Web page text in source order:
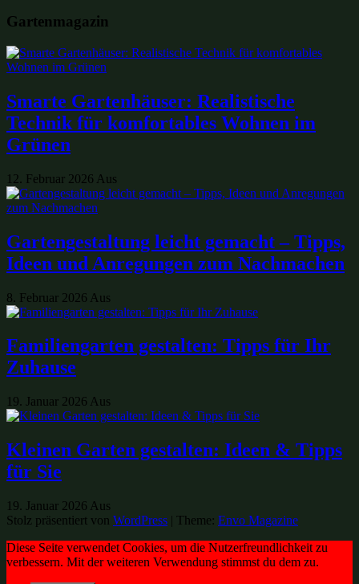
Gartenmagazin
Smarte Gartenhäuser: Realistische
Technik für komfortables Wohnen im
Grünen
12. Februar 2026 Aus
Gartengestaltung leicht gemacht – Tipps,
Ideen und Anregungen zum Nachmachen
8. Februar 2026 Aus
Familiengarten gestalten: Tipps für Ihr
Zuhause
19. Januar 2026 Aus
Kleinen Garten gestalten: Ideen & Tipps
für Sie
19. Januar 2026 Aus
Stolz präsentiert von WordPress | Theme: Envo Magazine
Diese Seite verwendet Cookies, um die Nutzerfreundlichkeit zu
verbessern. Mit der weiteren Verwendung stimmst du dem zu.